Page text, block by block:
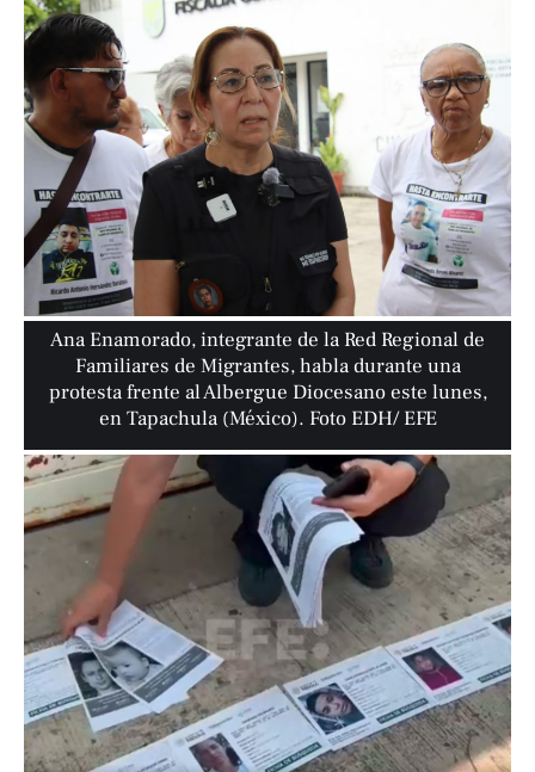
Ana Enamorado, integrante de la Red Regional de
Familiares de Migrantes, habla durante una
protesta frente al Albergue Diocesano este lunes,
en Tapachula (México). Foto EDH/ EFE